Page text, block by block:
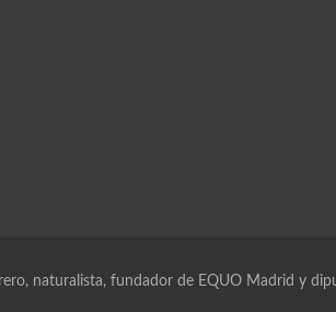
naturalista, fundador de EQUO Madrid y